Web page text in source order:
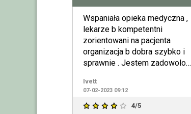
Wojska SPZOZ
Wspaniała opieka medyczna ,
lekarze b kompetentni
zorientowani na pacjenta
organizacja b dobra szybko i
sprawnie . Jestem zadowolona
Ivett
07-02-2023 09:12
4/5